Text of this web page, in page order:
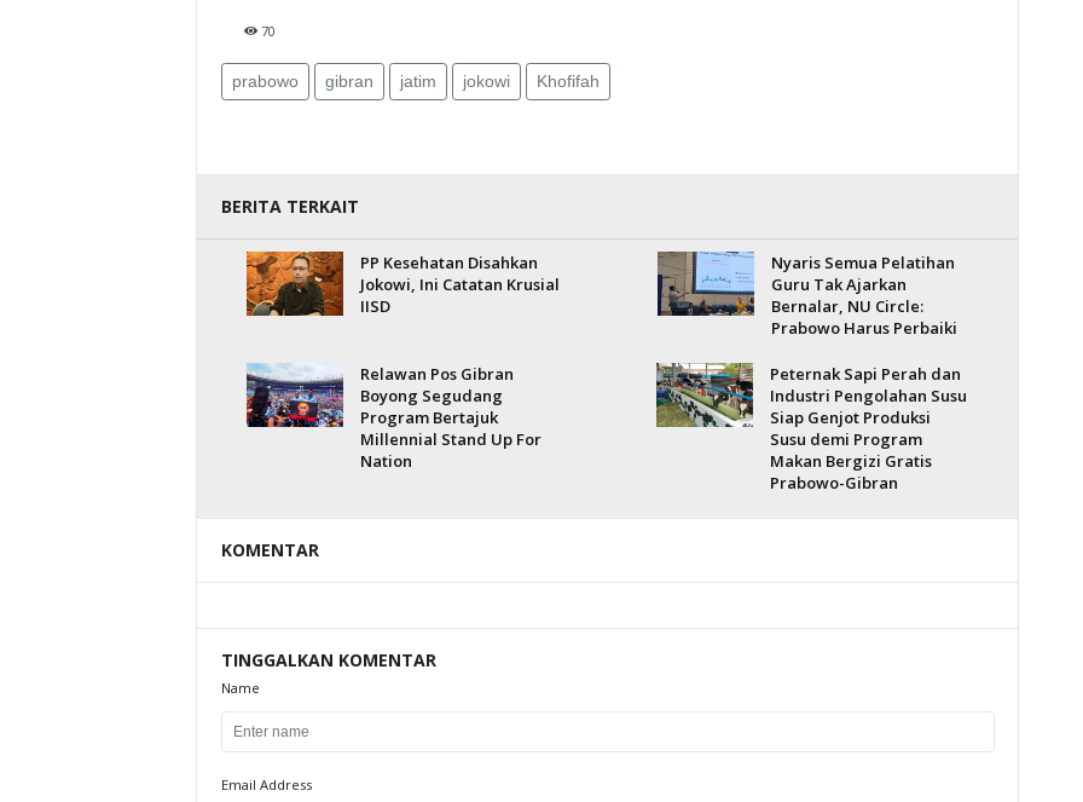
70
prabowo gibran jatim jokowi Khofifah
BERITA TERKAIT
PP Kesehatan Disahkan
Jokowi, Ini Catatan Krusial
IISD
Nyaris Semua Pelatihan
Guru Tak Ajarkan
Bernalar, NU Circle:
Prabowo Harus Perbaiki
Relawan Pos Gibran
Boyong Segudang
Program Bertajuk
Millennial Stand Up For
Nation
Peternak Sapi Perah dan
Industri Pengolahan Susu
Siap Genjot Produksi
Susu demi Program
Makan Bergizi Gratis
Prabowo-Gibran
KOMENTAR
TINGGALKAN KOMENTAR
Name
Email Address